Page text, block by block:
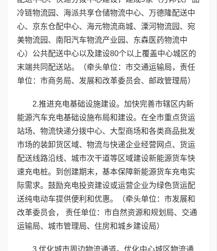
冷链物流园、海派共享仓储物流中心、万德隆配送中
心、京东仓配中心、海元物流商城、溧河物流园、宛
美物流园、南阳汽车物流产业园、东森医药物流中
心）公共配送中心以及建设80个以上覆盖中心城区的
末端共同配送站。（牵头单位：市交通运输局，责任
单位：市商务局、发展和改革委员会、邮政管理局）
2.推进充电基础设施建设。加快完善市辖区内新
能源汽车充电基础设施布局和建设。在全市重点货运
站场、物流快递分拨中心、大型商场和各类商品批发
市场的装卸货区域、物流与快递企业经营网点、货运
配送线路沿线、城市次干道等区域建设新能源货车快
速充电桩。到创建期末，基本保障新能源货车充电实
际需求。鼓励充电投资建设或运营企业为绿色货运配
送纯电动车提供便利和优惠。（牵头单位：市发展和
改革委员会， 责任单位：市自然资源和规划局、交通
运输局、城市管理局、住房和城乡建设局）